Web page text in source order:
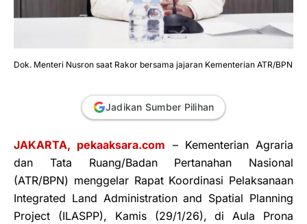
Dok. Menteri Nusron saat Rakor bersama jajaran Kementerian ATR/BPN
Jadikan Sumber Pilihan
JAKARTA, pekaaksara.com – Kementerian Agraria
dan Tata Ruang/Badan Pertanahan Nasional
(ATR/BPN) menggelar Rapat Koordinasi Pelaksanaan
Integrated Land Administration and Spatial Planning
Project (ILASPP), Kamis (29/1/26), di Aula Prona